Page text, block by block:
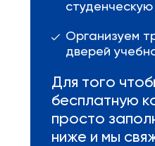
студенческую
Организуем
дверей
Для того
бесплатную
просто
ниже и мы